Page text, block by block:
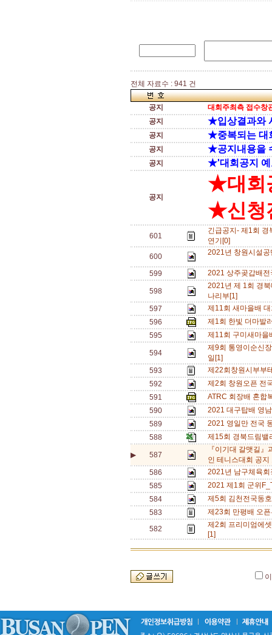
전체 자료수 : 941 건
공지
대회주최측 접수창
공지
★입상결과와
공지 ★중복되는 대
공지 ★공지내용을
공지 ★'대회공지 예
공지
★대회
★신청
601
긴급공지- 제1회 경
연기[0]
600
2021년 창원시설
599 2021 상주곶갑배
598
2021년 제 1회 경
나리부[1]
597
제11회 새마을배
596
제1회 한빛 더마발
595
제11회 구미새마
594
제9회 통영이순신
일[1]
593
제22회창원시부부
592
제2회 창원오픈 전
591
ATRC 회장배 혼합
590
2021 대구탑배 영
589
2021 영일만 전국
588
제15회 경북드림
▶ 587
『이기대 갈맷길
인 테니스대회 공지
586
2021년 남구체육
585
2021 제1회 군위
584
제5회 김천전국동
583
제23회 만평배 오
582
제2회 프리미엄에
[1]